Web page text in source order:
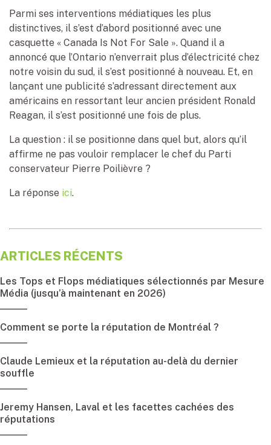
Parmi ses interventions médiatiques les plus
distinctives, il s’est d’abord positionné avec une
casquette « Canada Is Not For Sale ». Quand il a
annoncé que l’Ontario n’enverrait plus d’électricité chez
notre voisin du sud, il s’est positionné à nouveau. Et, en
lançant une publicité s’adressant directement aux
américains en ressortant leur ancien président Ronald
Reagan, il s’est positionné une fois de plus.
La question : il se positionne dans quel but, alors qu’il
affirme ne pas vouloir remplacer le chef du Parti
conservateur Pierre Poilièvre ?
La réponse ici.
ARTICLES RÉCENTS
Les Tops et Flops médiatiques sélectionnés par Mesure
Média (jusqu’à maintenant en 2026)
Comment se porte la réputation de Montréal ?
Claude Lemieux et la réputation au-delà du dernier
souffle
Jeremy Hansen, Laval et les facettes cachées des
réputations